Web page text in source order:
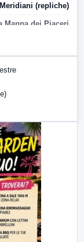
(repliche)
Mappa dei Piaceri
LabNews (replica)